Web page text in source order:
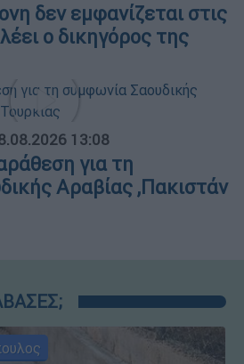
δεν εμφανίζεται στις
ο δικηγόρος της
13:08
για τη
Αραβίας ,Πακιστάν